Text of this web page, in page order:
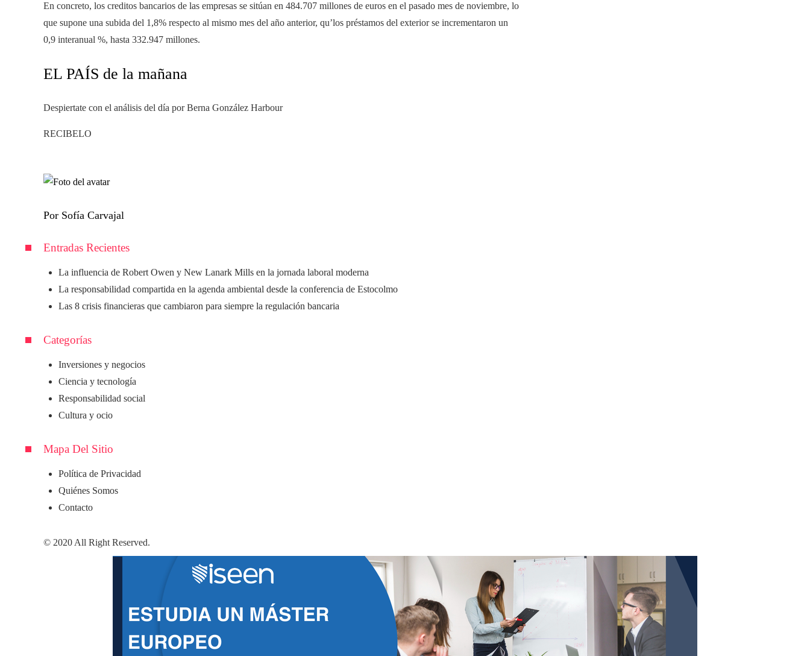
En concreto, los creditos bancarios de las empresas se sitúan en 484.707 millones de euros en el pasado mes de noviembre, lo
que supone una subida del 1,8% respecto al mismo mes del año anterior, qu’los préstamos del exterior se incrementaron un
0,9 interanual %, hasta 332.947 millones.
EL PAÍS de la mañana
Despiertate con el análisis del día por Berna González Harbour
RECIBELO
Por Sofía Carvajal
Entradas Recientes
La influencia de Robert Owen y New Lanark Mills en la jornada laboral moderna
La responsabilidad compartida en la agenda ambiental desde la conferencia de Estocolmo
Las 8 crisis financieras que cambiaron para siempre la regulación bancaria
Categorías
Inversiones y negocios
Ciencia y tecnología
Responsabilidad social
Cultura y ocio
Mapa Del Sitio
Política de Privacidad
Quiénes Somos
Contacto
© 2020 All Right Reserved.